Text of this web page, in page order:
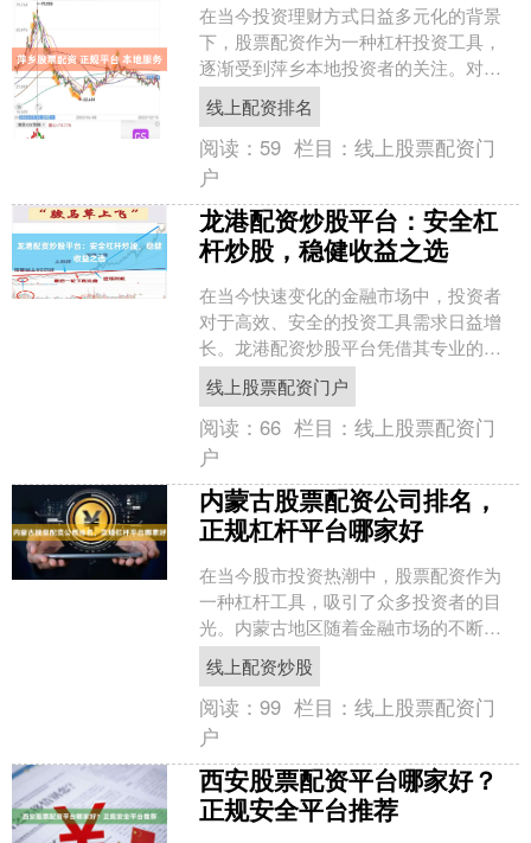
在当今投资理财方式日益多元化的背景
下，股票配资作为一种杠杆投资工具，
逐渐受到萍乡本地投资者的关注。对于
身处萍乡的股民而言，选择一家**正规平
台**、享受**本地....
线上配资排名
阅读： 59 栏目：线上股票配资门
户
龙港配资炒股平台：安全杠
杆炒股，稳健收益之选
在当今快速变化的金融市场中，投资者
对于高效、安全的投资工具需求日益增
长。龙港配资炒股平台凭借其专业的服
务和稳健的风控体系，成为越来越多投
资者实现资产增值的可靠选....
线上股票配资门户
阅读：66 栏目：线上股票配资门
户
内蒙古股票配资公司排名，
正规杠杆平台哪家好
在当今股市投资热潮中，股票配资作为
一种杠杆工具，吸引了众多投资者的目
光。内蒙古地区随着金融市场的不断发
展，也涌现出多家股票配资公司。面对
琳琅满目的选择，投资者最....
线上配资炒股
阅读：99 栏目：线上股票配资门
户
西安股票配资平台哪家好？
正规安全平台推荐